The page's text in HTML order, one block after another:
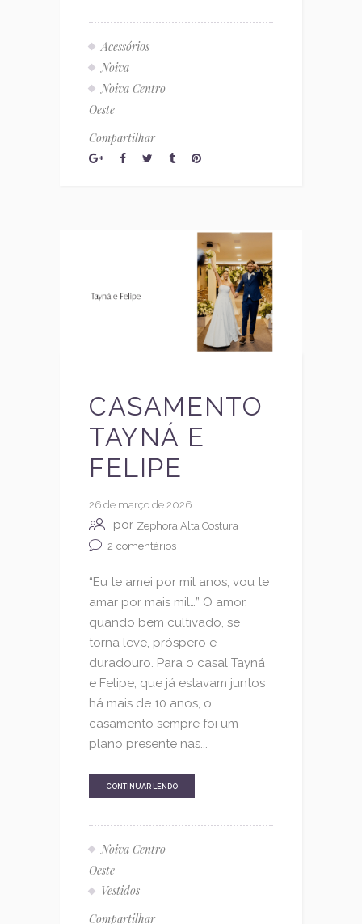
Acessórios
Noiva
Noiva Centro
Oeste
Compartilhar
CASAMENTO
TAYNÁ E
FELIPE
26 de março de 2026
por Zephora Alta Costura
2 comentários
“Eu te amei por mil anos, vou te
amar por mais mil…” O amor,
quando bem cultivado, se
torna leve, próspero e
duradouro. Para o casal Tayná
e Felipe, que já estavam juntos
há mais de 10 anos, o
casamento sempre foi um
plano presente nas...
CONTINUAR LENDO
Noiva Centro
Oeste
Vestidos
Compartilhar